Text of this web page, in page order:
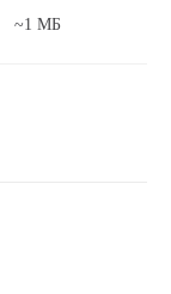
~1 МБ